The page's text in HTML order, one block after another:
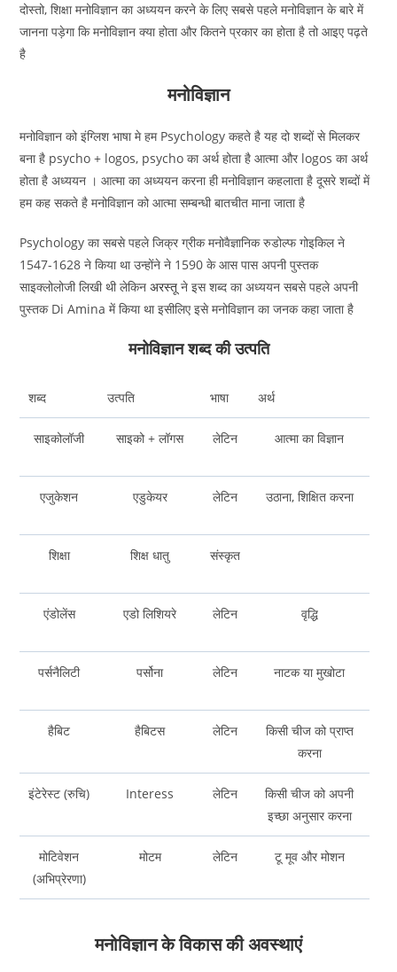
दोस्तो, शिक्षा मनोविज्ञान का अध्ययन करने के लिए सबसे पहले मनोविज्ञान के बारे में
जानना पड़ेगा कि मनोविज्ञान क्या होता और कितने प्रकार का होता है तो आइए पढ़ते
है
मनोविज्ञान
मनोविज्ञान को इंग्लिश भाषा मे हम Psychology कहते है यह दो शब्दों से मिलकर
बना है psycho + logos, psycho का अर्थ होता है आत्मा और logos का अर्थ
होता है अध्ययन । आत्मा का अध्ययन करना ही मनोविज्ञान कहलाता है दूसरे शब्दों में
हम कह सकते है मनोविज्ञान को आत्मा सम्बन्धी बातचीत माना जाता है
Psychology का सबसे पहले जिक्र ग्रीक मनोवैज्ञानिक रुडोल्फ गोइकिल ने
1547-1628 ने किया था उन्होंने ने 1590 केआस पास अपनी पुस्तक
साइक्लोलोजी लिखी थी लेकिनअरस्तू ने इस शब्द का अध्ययन सबसे पहले अपनी
पुस्तक Di Amina में किया था इसीलिए इसे मनोविज्ञान का जनक कहा जाता है
मनोविज्ञान शब्द की उत्पति
शब्द उत्पति भाषा अर्थ
साइकोलॉजी साइको + लॉगस लेटिन आत्मा का विज्ञान
एजुकेशन एडुकेयर लेटिन उठाना, शिक्षित करना
शिक्षा शिक्ष धातु संस्कृत
एंडोलेंस एडो लिशियरे लेटिन वृद्धि
पर्सनैलिटी पर्सोना लेटिन नाटक या मुखोटा
हैबिट हैबिटस लेटिन
किसी चीज को प्राप्त
करना
इंटेरेस्ट (रुचि) Interess लेटिन
किसी चीज को अपनी
इच्छा अनुसार करना
मोटिवेशन
(अभिप्रेरणा)
मोटम लेटिन टू मूव और मोशन
मनोविज्ञान के विकास की अवस्थाएं